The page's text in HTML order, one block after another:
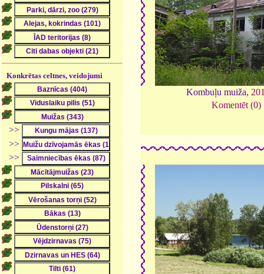
Konkrētas celtnes, veidojumi
>>
>>
>>
Kombuļu muiža,
Komentēt (0)